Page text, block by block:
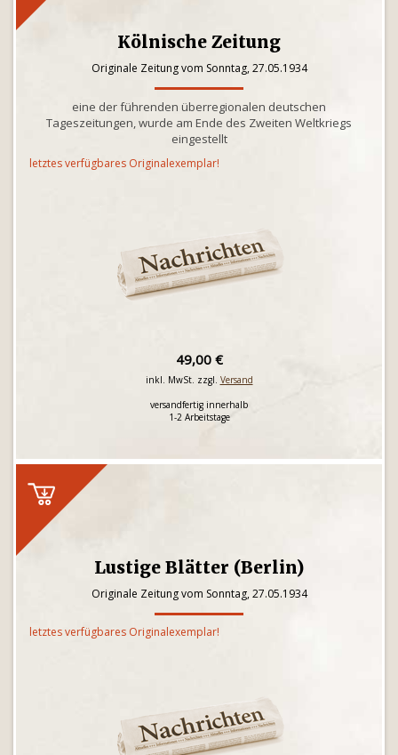
Kölnische Zeitung
Originale Zeitung vom Sonntag, 27.05.1934
eine der führenden überregionalen deutschen
Tageszeitungen, wurde am Ende des Zweiten Weltkriegs
eingestellt
letztes verfügbares Originalexemplar!
49,00 €
inkl. MwSt. zzgl. Versand
versandfertig innerhalb
1-2 Arbeitstage
Lustige Blätter (Berlin)
Originale Zeitung vom Sonntag, 27.05.1934
letztes verfügbares Originalexemplar!